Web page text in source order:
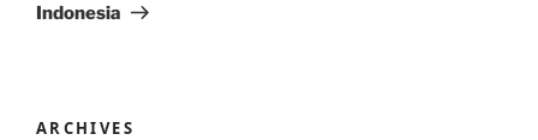
Indonesia
ARCHIVES